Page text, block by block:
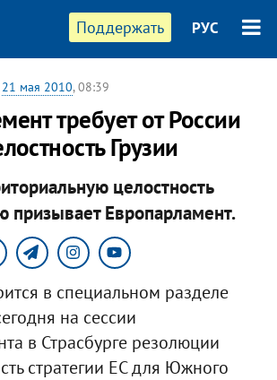
Поддержать РУС
21 мая 2010, 08:39
требует от России
Грузии
целостность
призывает Европарламент.
в специальном разделе
на сессии
в Страсбурге резолюции
стратегии ЕС для Южного